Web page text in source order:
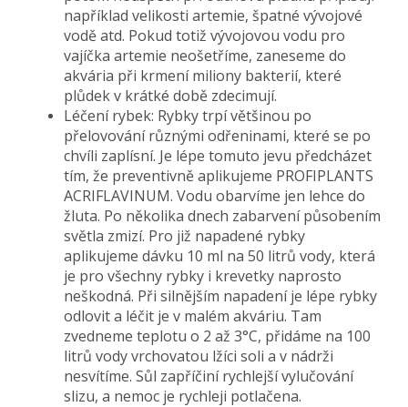
například velikosti artemie, špatné vývojové
vodě atd. Pokud totiž vývojovou vodu pro
vajíčka artemie neošetříme, zaneseme do
akvária při krmení miliony bakterií, které
plůdek v krátké době zdecimují.
Léčení rybek: Rybky trpí většinou po
přelovování různými odřeninami, které se po
chvíli zaplísní. Je lépe tomuto jevu předcházet
tím, že preventivně aplikujeme PROFIPLANTS
ACRIFLAVINUM. Vodu obarvíme jen lehce do
žluta. Po několika dnech zabarvení působením
světla zmizí. Pro již napadené rybky
aplikujeme dávku 10 ml na 50 litrů vody, která
je pro všechny rybky i krevetky naprosto
neškodná. Při silnějším napadení je lépe rybky
odlovit a léčit je v malém akváriu. Tam
zvedneme teplotu o 2 až 3°C, přidáme na 100
litrů vody vrchovatou lžíci soli a v nádrži
nesvítíme. Sůl zapříčiní rychlejší vylučování
slizu, a nemoc je rychleji potlačena.